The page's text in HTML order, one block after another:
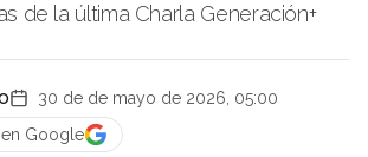
de la última Charla Generación+
30 de de mayo de 2026, 05:00
en Google